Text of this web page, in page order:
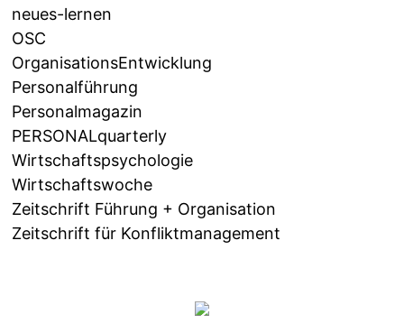
neues-lernen
OSC
OrganisationsEntwicklung
Personalführung
Personalmagazin
PERSONALquarterly
Wirtschaftspsychologie
Wirtschaftswoche
Zeitschrift Führung + Organisation
Zeitschrift für Konfliktmanagement